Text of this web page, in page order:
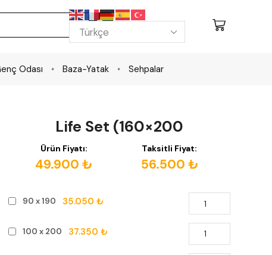
Odası Baza-Yatak Sehpalar
Life Set (160×200
Ürün Fiyatı:
49.900 ₺
Taksitli Fiyat:
56.500 ₺
90 x 190 35.050 ₺
100 x 200 37.350 ₺